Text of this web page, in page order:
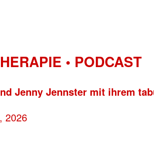
• PODCAST
Jenny Jennster mit ihrem
2026